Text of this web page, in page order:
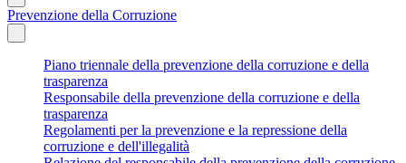
Prevenzione della Corruzione
Piano triennale della prevenzione della corruzione e della
trasparenza
Responsabile della prevenzione della corruzione e della
trasparenza
Regolamenti per la prevenzione e la repressione della
corruzione e dell'illegalità